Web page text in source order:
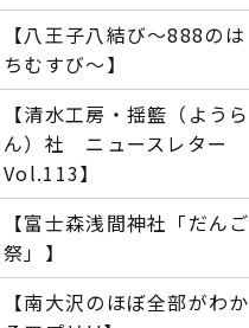
【八王子八結び～888のは
ちむすび～】
【清水工房・揺籃（ようら
ん）社 ニュースレター
Vol.113】
【富士森浅間神社「だんご
祭」】
【南大沢のほぼ全部がわか